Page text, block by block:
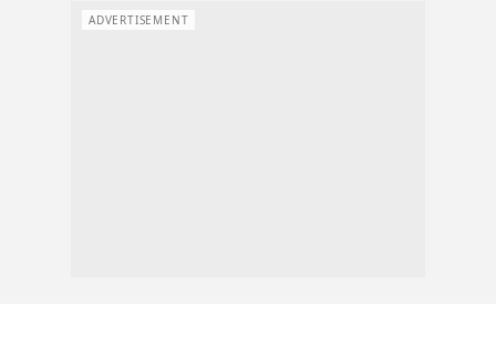
ADVERTISEMENT